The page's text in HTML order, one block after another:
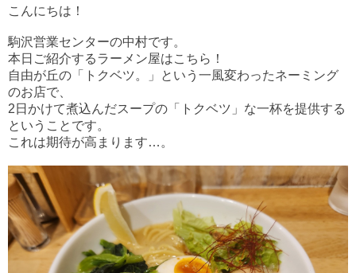
こんにちは！
駒沢営業センターの中村です。
本日ご紹介するラーメン屋はこちら！
自由が丘の「トクベツ。」という一風変わったネーミング
のお店で、
2日かけて煮込んだスープの「トクベツ」な一杯を提供する
ということです。
これは期待が高まります…。